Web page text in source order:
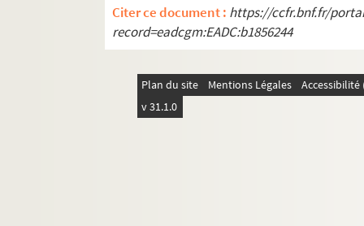
Citer ce document : https://ccfr.bnf.fr/
record=eadcgm:EADC:b1856244
Plan du site Mentions Légales
v 31.1.0